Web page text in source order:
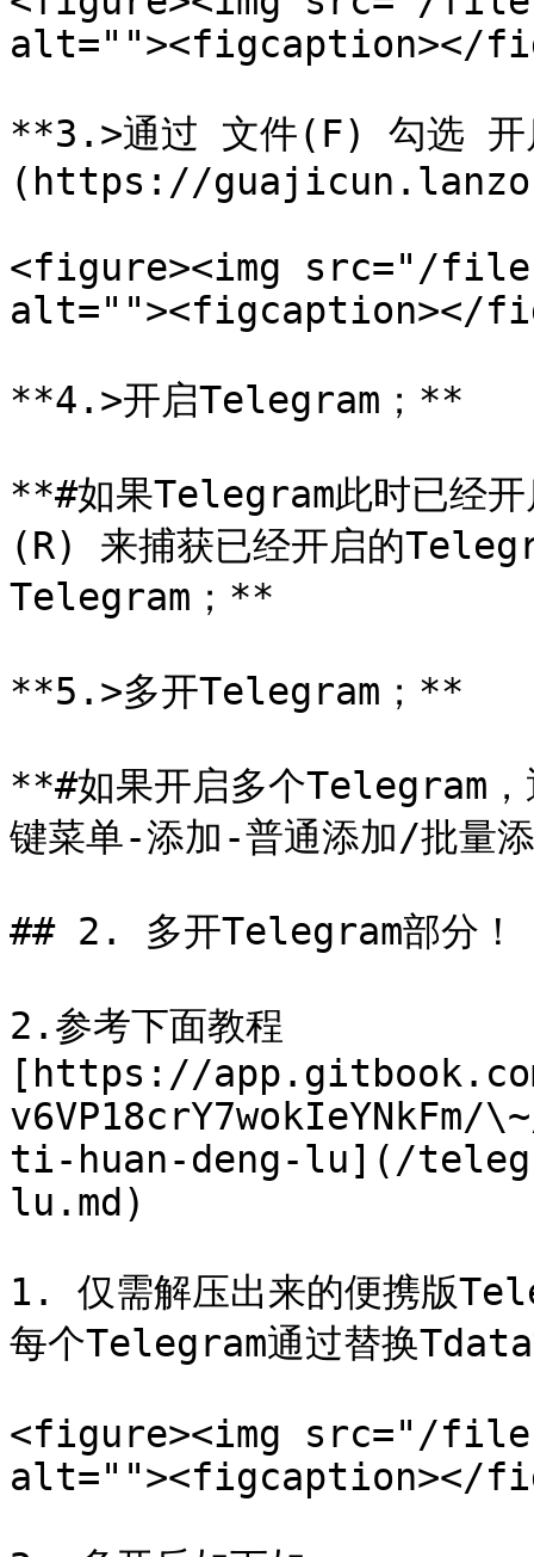
alt=""><figcaption></
**3.>通过 文件(F) 勾选
(https://
<figure><img src="/
alt=""><figcaption></
**4.>开启Telegram；**
**#如果Telegram此时已经
(R) 来捕获已经开启的
Telegram；**
**5.>多开Telegram；**
**#如果开启多个Telegram
键菜单-添加-普通添加/批量
## 2. 多开Telegram部分！
2.参考下面教程
[https://app.gitbook.com/
ti-huan-deng-lu](/
lu.md)
1. 仅需解压出来的便携版
每个Telegram通过替换
<figure><img src="/files/
alt=""><figcaption></